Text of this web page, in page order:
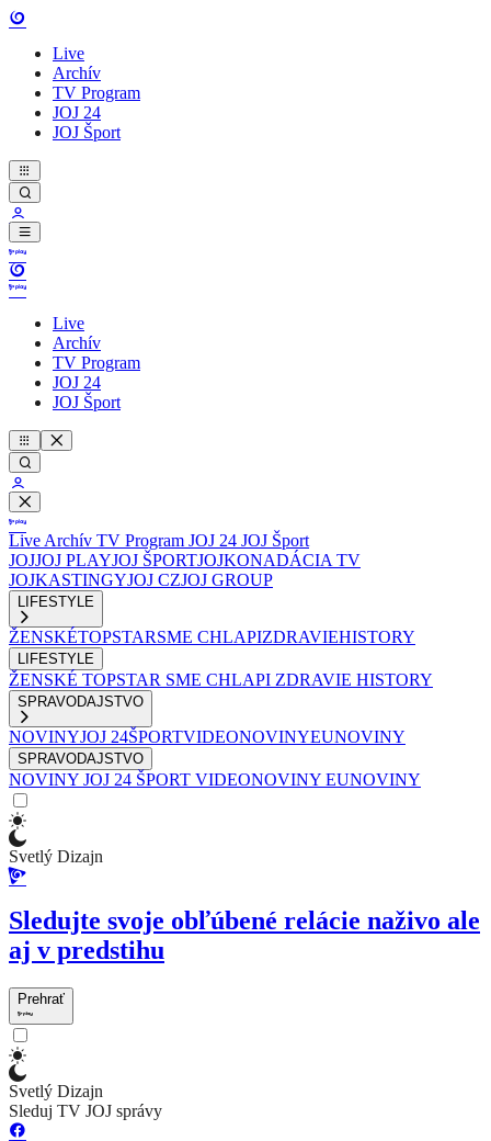
Live
Archív
TV Program
JOJ 24
JOJ Šport
Live
Archív
TV Program
JOJ 24
JOJ Šport
Live Archív TV Program JOJ 24 JOJ Šport
JOJJOJ PLAYJOJ ŠPORTJOJKONADÁCIA TV
JOJKASTINGYJOJ CZJOJ GROUP
LIFESTYLE
ŽENSKÉTOPSTARSME CHLAPIZDRAVIEHISTORY
LIFESTYLE
ŽENSKÉ TOPSTAR SME CHLAPI ZDRAVIE HISTORY
SPRAVODAJSTVO
NOVINYJOJ 24ŠPORTVIDEONOVINYEUNOVINY
SPRAVODAJSTVO
NOVINY JOJ 24 ŠPORT VIDEONOVINY EUNOVINY
Svetlý Dizajn
Sledujte svoje obľúbené relácie naživo ale
aj v predstihu
Prehrať
Svetlý Dizajn
Sleduj TV JOJ správy